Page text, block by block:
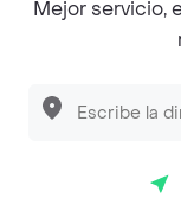
Descubre las
2026
Mejor servicio,